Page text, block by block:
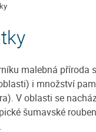
malebná
i množství
V oblasti se
šumavské